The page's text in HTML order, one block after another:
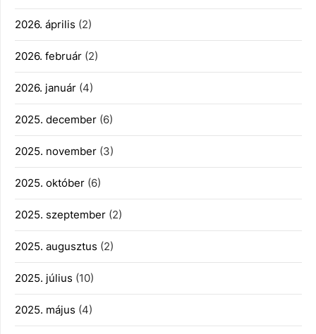
2026. április (2)
2026. február (2)
2026. január (4)
2025. december (6)
2025. november (3)
2025. október (6)
2025. szeptember (2)
2025. augusztus (2)
2025. július (10)
2025. május (4)